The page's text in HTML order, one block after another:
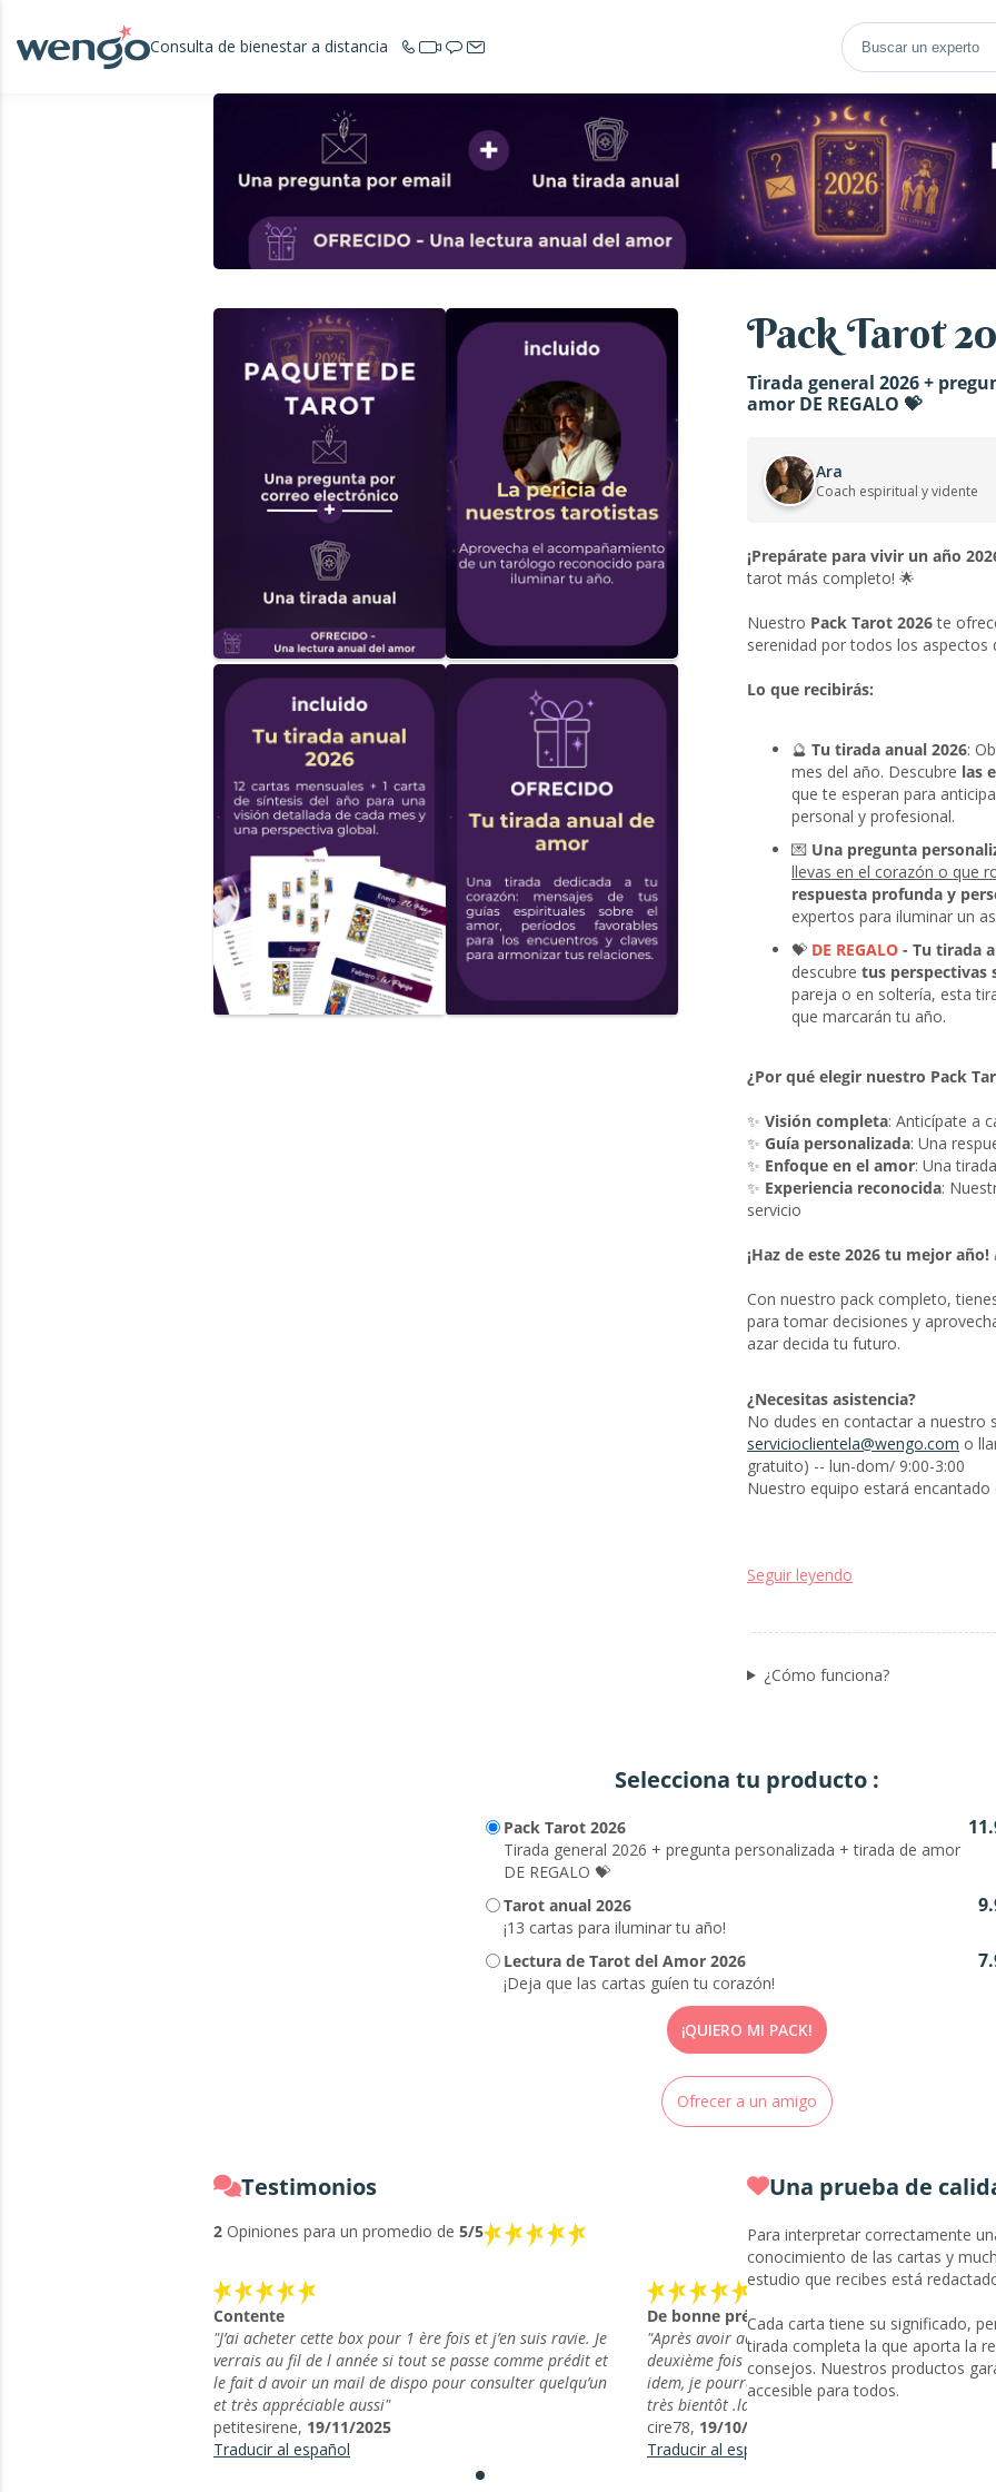
Consulta de bienestar a distancia
Pack Tarot
Tirada general 2026 +
amor DE REGALO 💝
Ara
Coach espiritual y vidente
¡Prepárate para vivir un año
tarot más completo! 🌟
Nuestro Pack Tarot 2026te
serenidad por todos los aspectos
Lo que recibirás:
🔮 Tu tirada anual 2026:
mes del año. Descubre las
que te esperan para
personal y profesional.
💌 Una pregunta
llevas en el corazón o que
respuesta profunda y
expertos para iluminar un
💝 DE REGALO - Tu tirada
descubre tus perspectivas
pareja o en soltería, esta
que marcarán tu año.
¿Por qué elegir nuestro Pack
✨ Visión completa: Anticípate a
✨ Guía personalizada: Una
✨ Enfoque en el amor: Una
✨ Experiencia reconocida:
servicio
¡Haz de este 2026 tu mejor año!
Con nuestro pack completo,
para tomar decisiones y
azar decida tu futuro.
¿Necesitas asistencia?
No dudes en contactar a nuestro
servicioclientela@wengo.com o
gratuito) -- lun-dom/ 9:00-3:00
Nuestro equipo estará encantado
Seguir leyendo
¿Cómo funciona?
Selecciona tu producto :
Pack Tarot 2026
Tirada general 2026 + pregunta personalizada + tirada de amor
DE REGALO 💝
Tarot anual 2026
¡13 cartas para iluminar tu año!
Lectura de Tarot del Amor 2026
¡Deja que las cartas guíen tu corazón!
¡QUIERO MI PACK!
Ofrecer a un amigo
Testimonios
2 Opiniones para un promedio de 5/5
Contente
"J’ai acheter cette box pour 1 ère fois et j’en suis ravie. Je
verrais au fil de l année si tout se passe comme prédit et
le fait d avoir un mail de dispo pour consulter quelqu’un
et très appréciable aussi"
petitesirene, 19/11/2025
Traducir al español
De bonne prédiction !
"Après avoir acheté cette box et avoir eu pour la
deuxième fois une réponse à ma question
idem, je pourrais revenir compléter mon avis
très bientôt .la réponse est rapide.Merci"
cire78, 19/10/2025
Traducir al español
Una prueba de
Para interpretar correctamente
conocimiento de las cartas y
estudio que recibes está
Cada carta tiene su significado,
tirada completa la que aporta la
consejos. Nuestros productos
accesible para todos.